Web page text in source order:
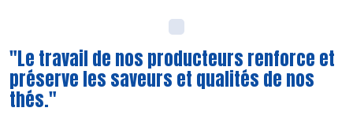
"Le travail de nos producteurs renforce et
préserve les saveurs et qualités de nos
thés."